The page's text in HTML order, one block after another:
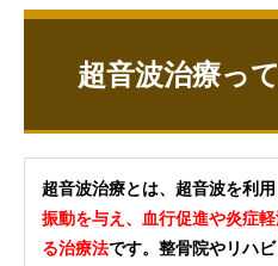
超音波治療っ
超音波治療とは、超音波を利
振動を与え、血行促進や炎症
る治療法です。整骨院やリハ